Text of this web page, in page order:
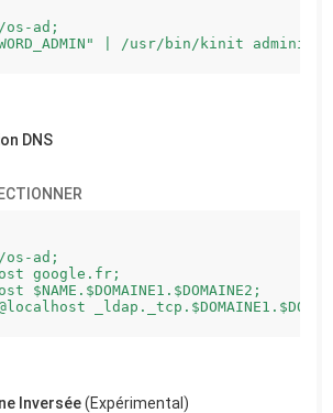
ad;
| /usr/bin/kinit
DNS
ad;
google.fr;
$NAME.$DOMAINE1.$DOMAINE2;
Inversée(Expérimental)